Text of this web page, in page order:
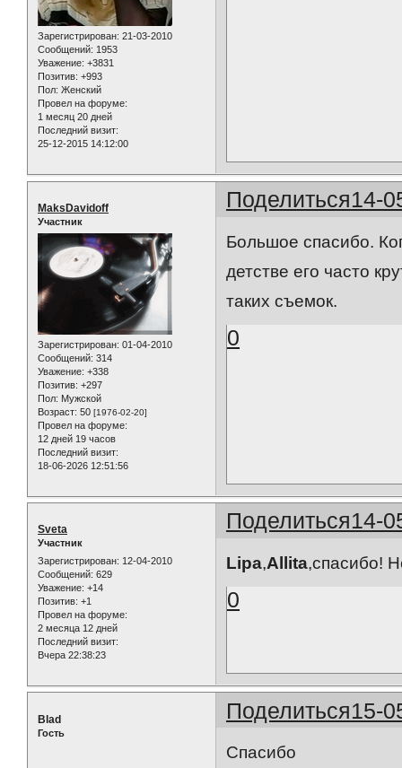
Зарегистрирован: 21-03-2010
Сообщений: 1953
Уважение: +3831
Позитив: +993
Пол: Женский
Провел на форуме:
1 месяц 20 дней
Последний визит:
25-12-2015 14:12:00
Поделиться14-
MaksDavidoff
Участник
Зарегистрирован: 01-04-2010
Сообщений: 314
Уважение: +338
Позитив: +297
Пол: Мужской
Возраст: 50 [1976-02-20]
Провел на форуме:
12 дней 19 часов
Последний визит:
18-06-2026 12:51:56
Большое спасибо.
детстве его часто
таких съемок.
0
Поделиться14-
Sveta
Участник
Зарегистрирован: 12-04-2010
Сообщений: 629
Уважение: +14
Позитив: +1
Провел на форуме:
2 месяца 12 дней
Последний визит:
Вчера 22:38:23
Lipa,Allita,спасибо!
0
Поделиться15-
Blad
Гость
Спасибо